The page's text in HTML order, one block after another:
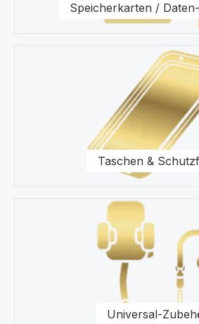
Speicherkarten /
Taschen &
Universal-